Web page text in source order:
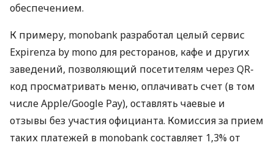
обеспечением.
К примеру, monobank разработал целый сервис
Expirenza by mono для ресторанов, кафе и других
заведений, позволяющий посетителям через QR-
код просматривать меню, оплачивать счет (в том
числе Apple/Google Pay), оставлять чаевые и
отзывы без участия официанта. Комиссия за прием
таких платежей в monobank составляет 1,3% от